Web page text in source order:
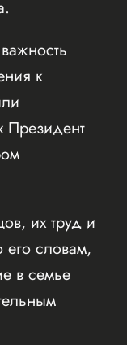
к
Президент
их труд и
его словам,
в семье